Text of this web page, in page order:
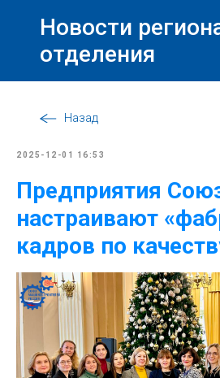
Новости
отделения
Назад
2025-12-01 16:53
Предприятия
настраивают
кадров по